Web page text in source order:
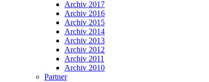
Archiv 2017
Archiv 2016
Archiv 2015
Archiv 2014
Archiv 2013
Archiv 2012
Archiv 2011
Archiv 2010
Partner